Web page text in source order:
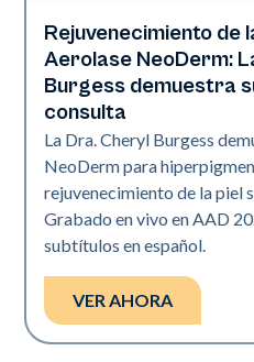
Neo Elite | Presentaciones
Rejuvenecimiento de
Aerolase NeoDerm:
Burgess demuestra
consulta
La Dra. Cheryl Burgess
NeoDerm para
rejuvenecimiento de la piel
Grabado en vivo en AAD
subtítulos en español.
VER AHORA